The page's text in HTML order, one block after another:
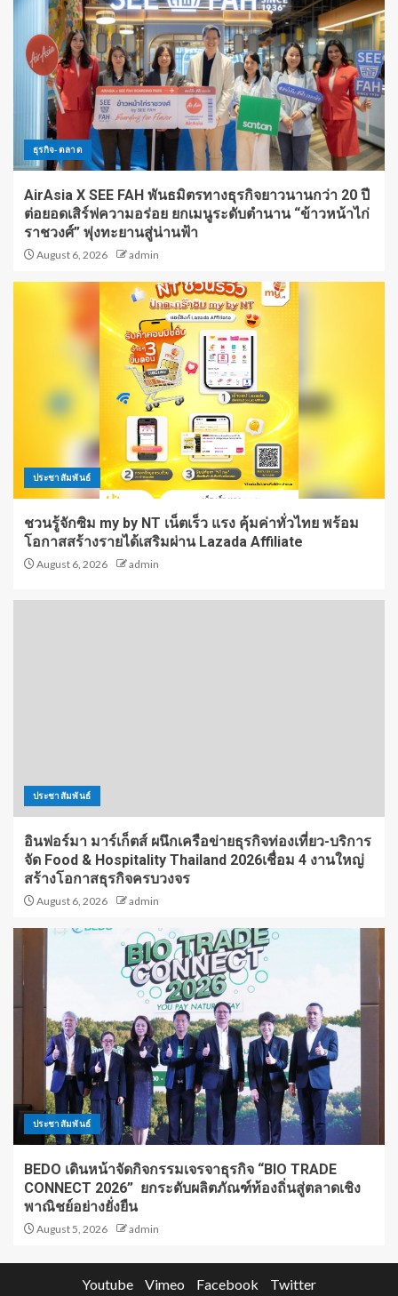
ธุรกิจ-ตลาด
AirAsia X SEE FAH พันธมิตรทางธุรกิจยาวนานกว่า 20 ปี
ต่อยอดเสิร์ฟความอร่อย ยกเมนูระดับตำนาน “ข้าวหน้าไก่
ราชวงศ์” พุ่งทะยานสู่น่านฟ้า
August 6, 2026 admin
ประชาสัมพันธ์
ชวนรู้จักซิม my by NT เน็ตเร็ว แรง คุ้มค่าทั่วไทย พร้อม
โอกาสสร้างรายได้เสริมผ่าน Lazada Affiliate
August 6, 2026 admin
ประชาสัมพันธ์
อินฟอร์มา มาร์เก็ตส์ ผนึกเครือข่ายธุรกิจท่องเที่ยว-บริการ
จัด Food & Hospitality Thailand 2026เชื่อม 4 งานใหญ่
สร้างโอกาสธุรกิจครบวงจร
August 6, 2026 admin
ประชาสัมพันธ์
BEDO เดินหน้าจัดกิจกรรมเจรจาธุรกิจ “BIO TRADE
CONNECT 2026” ยกระดับผลิตภัณฑ์ท้องถิ่นสู่ตลาดเชิง
พาณิชย์อย่างยั่งยืน
August 5, 2026 admin
Youtube Vimeo Facebook Twitter